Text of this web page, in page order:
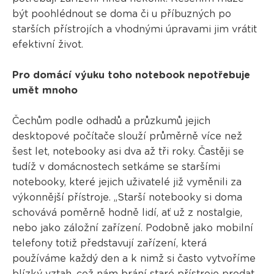
být poohlédnout se doma či u příbuzných po
starších přístrojích a vhodnými úpravami jim vrátit
efektivní život.
Pro domácí výuku toho notebook nepotřebuje
umět mnoho
Čechům podle odhadů a průzkumů jejich
desktopové počítače slouží průměrně více než
šest let, notebooky asi dva až tři roky. Častěji se
tudíž v domácnostech setkáme se staršími
notebooky, které jejich uživatelé již vyměnili za
výkonnější přístroje. „Starší notebooky si doma
schovává poměrně hodně lidí, ať už z nostalgie,
nebo jako záložní zařízení. Podobně jako mobilní
telefony totiž představují zařízení, která
používáme každý den a k nimž si často vytvoříme